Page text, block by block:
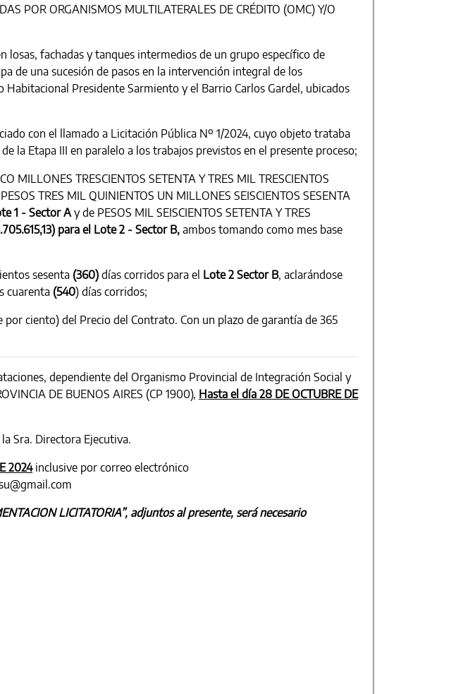
POR ORGANISMOS MULTILATERALES DE CRÉDITO (OMC) Y/O
fachadas y tanques intermedios de un grupo específico de
de una sucesión de pasos en la intervención integral de los
Presidente Sarmiento y el Barrio Carlos Gardel, ubicados
con el llamado a Licitación Pública Nº 1/2024, cuyo objeto trataba
la Etapa III en paralelo a los trabajos previstos en el presente proceso;
MILLONES TRESCIENTOS SETENTA Y TRES MIL TRESCIENTOS
TRES MIL QUINIENTOS UN MILLONES SEISCIENTOS SESENTA
1 - Sector Ay de PESOS MIL SEISCIENTOS SETENTA Y TRES
para el Lote 2 - Sector B, ambos tomando como mes base
sesenta (360) días corridos para el Lote 2 Sector B, aclarándose
cuarenta (540) días corridos;
ciento) del Precio del Contrato. Con un plazo de garantía de 365
dependiente del Organismo Provincial de Integración Social y
DE BUENOS AIRES (CP 1900), Hasta el día 28 DE OCTUBRE DE
Sra. Directora Ejecutiva.
2024inclusive por correo electrónico
LICITATORIA”, adjuntos al presente, será necesario